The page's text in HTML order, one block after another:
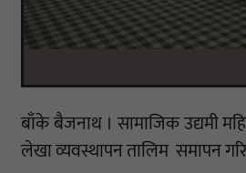
बाँके बैजनाथ । सामाजिक उद्यमी
लेखा व्यवस्थापन तालिम समापन